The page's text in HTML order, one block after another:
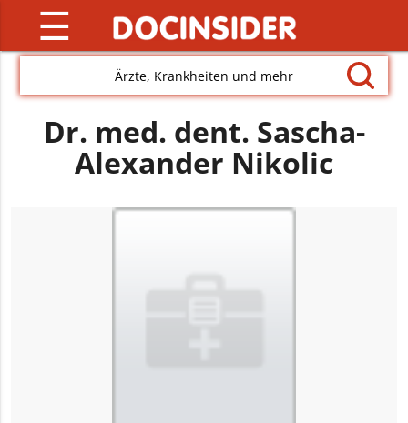
☰
Ärzte, Krankheiten und mehr
Dr. med. dent. Sascha-
Alexander Nikolic